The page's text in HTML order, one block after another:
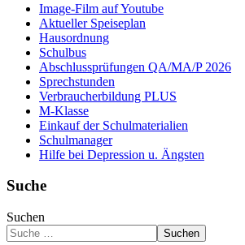
Image-Film auf Youtube
Aktueller Speiseplan
Hausordnung
Schulbus
Abschlussprüfungen QA/MA/P 2026
Sprechstunden
Verbraucherbildung PLUS
M-Klasse
Einkauf der Schulmaterialien
Schulmanager
Hilfe bei Depression u. Ängsten
Suche
Suchen
Suchen